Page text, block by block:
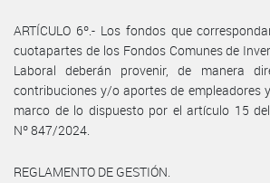
ARTÍCULO 6º.- Los fondos que
cuotapartes de los Fondos Comunes de
Laboral deberán provenir, de manera
contribuciones y/o aportes de empleadores
marco de lo dispuesto por el artículo 15
Nº 847/2024.
REGLAMENTO DE GESTIÓN.